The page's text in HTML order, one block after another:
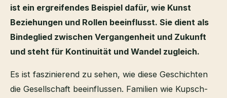
ist ein ergreifendes Beispiel dafür, wie Kunst
Beziehungen und Rollen beeinflusst. Sie dient als
Bindeglied zwischen Vergangenheit und Zukunft
und steht für Kontinuität und Wandel zugleich.
Es ist faszinierend zu sehen, wie diese Geschichten
die Gesellschaft beeinflussen. Familien wie Kupsch-